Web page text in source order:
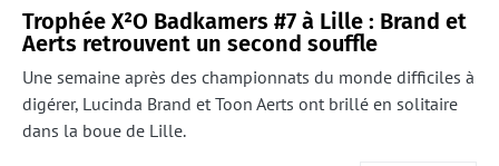
Trophée X²O Badkamers #7 à Lille : Brand et
Aerts retrouvent un second souffle
Une semaine après des championnats du monde difficiles à
digérer, Lucinda Brand et Toon Aerts ont brillé en solitaire
dans la boue de Lille.